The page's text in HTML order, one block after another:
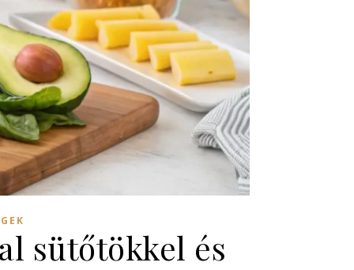
sütőtökkel és